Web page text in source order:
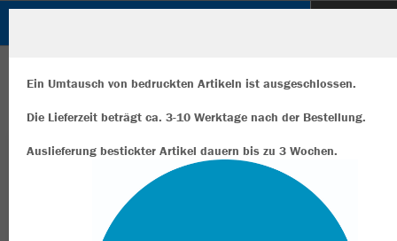
Ein Umtausch von bedruckten Artikeln ist ausgeschlossen.
Die Lieferzeit beträgt ca. 3-10 Werktage nach der Bestellung.
Auslieferung bestickter Artikel dauern bis zu 3 Wochen.
Wir verwenden Cookies
Durch die Analyse der Besucherdaten können wir dir personalisierte
Inhalte anzeigen und unsere Website verbessern. Weitere
zu den Cookies findest Du in den Einstellungen.